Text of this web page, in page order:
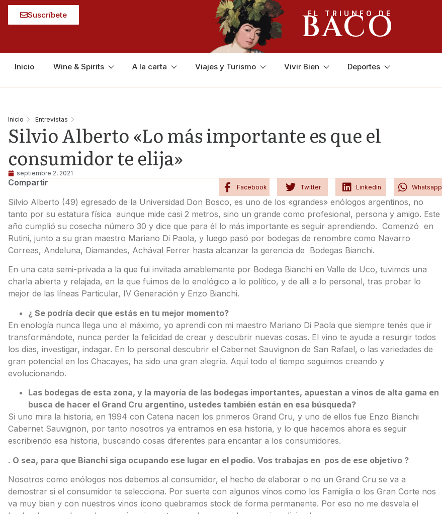
Suscríbete EL TRIUNFO DE
BACO
Inicio Wine & Spirits A la carta Viajes y Turismo Vivir Bien Deportes
Inicio Entrevistas
Silvio Alberto «Lo más importante es que el
consumidor te elija»
septiembre 2, 2021
Compartir Facebook Twitter Linkedin Whatsapp
Silvio Alberto (49) egresado de la Universidad Don Bosco, es uno de los «grandes» enólogos argentinos, no
tanto por su estatura física aunque mide casi 2 metros, sino un grande como profesional, persona y amigo. Este
año cumplió su cosecha número 30 y dice que para él lo más importante es seguir aprendiendo. Comenzó en
Rutini, junto a su gran maestro Mariano Di Paola, y luego pasó por bodegas de renombre como Navarro
Correas, Andeluna, Diamandes, Achával Ferrer hasta alcanzar la gerencia de Bodegas Bianchi.
En una cata semi-privada a la que fui invitada amablemente por Bodega Bianchi en Valle de Uco, tuvimos una
charla abierta y relajada, en la que fuimos de lo enológico a lo político, y de alli a lo personal, tras probar lo
mejor de las líneas Particular, IV Generación y Enzo Bianchi.
¿ Se podría decir que estás en tu mejor momento?
En enología nunca llega uno al máximo, yo aprendí con mi maestro Mariano Di Paola que siempre tenés que ir
transformándote, nunca perder la felicidad de crear y descubrir nuevas cosas. El vino te ayuda a resurgir todos
los días, investigar, indagar. En lo personal descubrir el Cabernet Sauvignon de San Rafael, o las variedades de
gran potencial en los Chacayes, ha sido una gran alegría. Aquí todo el tiempo seguimos creando y
evolucionando.
Las bodegas de esta zona, y la mayoría de las bodegas importantes, apuestan a vinos de alta gama en
busca de hacer el Grand Cru argentino, ustedes también están en esa búsqueda?
Si uno mira la historia, en 1994 con Catena nacen los primeros Grand Cru, y uno de ellos fue Enzo Bianchi
Cabernet Sauvignon, por tanto nosotros ya entramos en esa historia, y lo que hacemos ahora es seguir
escribiendo esa historia, buscando cosas diferentes para encantar a los consumidores.
. O sea, para que Bianchi siga ocupando ese lugar en el podio. Vos trabajas en pos de ese objetivo ?
Nosotros como enólogos nos debemos al consumidor, el hecho de elaborar o no un Grand Cru se va a
demostrar si el consumidor te selecciona. Por suerte con algunos vinos como los Famiglia o los Gran Corte nos
va muy bien y con nuestros vinos ícono quebramos stock de forma permanente. Por eso no me desvela el